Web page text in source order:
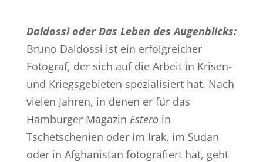
Daldossi oder Das Leben des Augenblicks:
Bruno Daldossi ist ein erfolgreicher
Fotograf, der sich auf die Arbeit in Krisen-
und Kriegsgebieten spezialisiert hat. Nach
vielen Jahren, in denen er für das
Hamburger Magazin Esteroin
Tschetschenien oder im Irak, im Sudan
oder in Afghanistan fotografiert hat, geht